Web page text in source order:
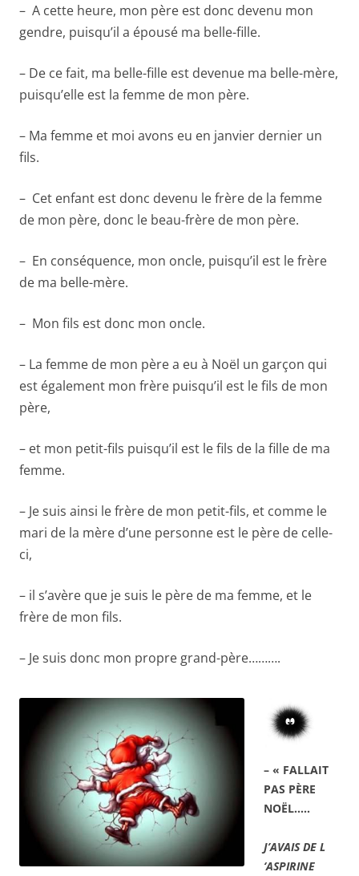
– A cette heure, mon père est donc devenu mon
gendre, puisqu’il a épousé ma belle-fille.
– De ce fait, ma belle-fille est devenue ma belle-mère,
puisqu’elle est la femme de mon père.
– Ma femme et moi avons eu en janvier dernier un
fils.
– Cet enfant est donc devenu le frère de la femme
de mon père, donc le beau-frère de mon père.
– En conséquence, mon oncle, puisqu’il est le frère
de ma belle-mère.
– Mon fils est donc mon oncle.
– La femme de mon père a eu à Noël un garçon qui
est également mon frère puisqu’il est le fils de mon
père,
– et mon petit-fils puisqu’il est le fils de la fille de ma
femme.
– Je suis ainsi le frère de mon petit-fils, et comme le
mari de la mère d’une personne est le père de celle-
ci,
– il s’avère que je suis le père de ma femme, et le
frère de mon fils.
– Je suis donc mon propre grand-père……….
– « FALLAIT
PAS PÈRE
NOËL…..
J’AVAIS DE L
‘ASPIRINE